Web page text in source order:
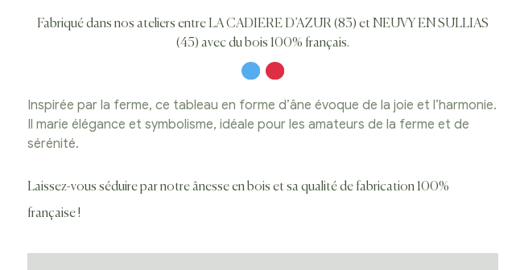
Fabriqué dans nos ateliers entre LA CADIERE D’AZUR (83) et NEUVY EN SULLIAS
(45) avec du bois 100% français.
Inspirée par la ferme, ce tableau en forme d’âne évoque de la joie et l’harmonie.
Il marie élégance et symbolisme, idéale pour les amateurs de la ferme et de
sérénité.
Laissez-vous séduire par notre ânesse en bois et sa qualité de fabrication 100%
française !